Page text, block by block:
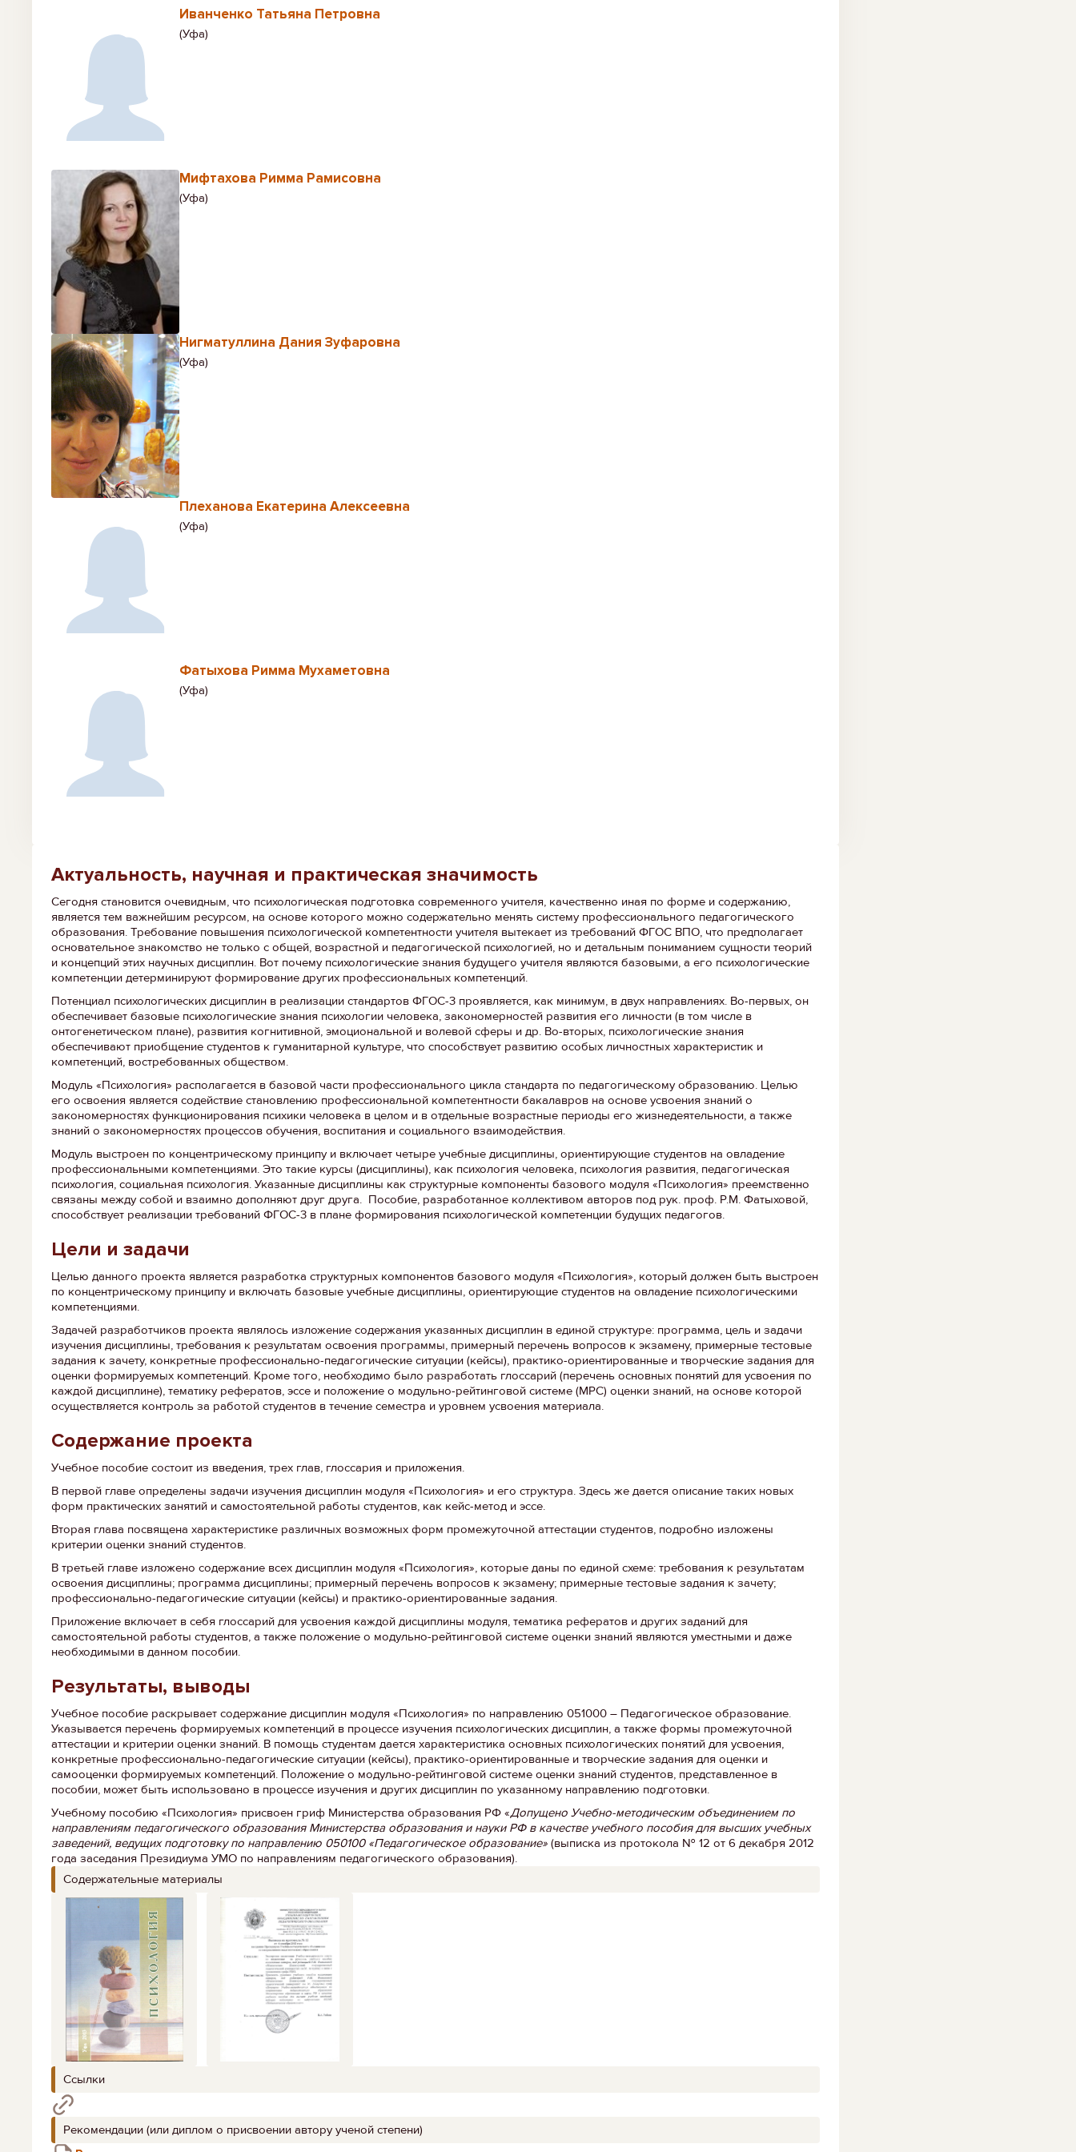
Иванченко Татьяна Петровна
(Уфа)
Мифтахова Римма Рамисовна
(Уфа)
Нигматуллина Дания Зуфаровна
(Уфа)
Плеханова Екатерина Алексеевна
(Уфа)
Фатыхова Римма Мухаметовна
(Уфа)
Актуальность, научная и практическая значимость
Сегодня становится очевидным, что психологическая подготовка современного учителя, качественно иная по форме и содержанию,
является тем важнейшим ресурсом, на основе которого можно содержательно менять систему профессионального педагогического
образования. Требование повышения психологической компетентности учителя вытекает из требований ФГОС ВПО, что предполагает
основательное знакомство не только с общей, возрастной и педагогической психологией, но и детальным пониманием сущности теорий
и концепций этих научных дисциплин. Вот почему психологические знания будущего учителя являются базовыми, а его психологические
компетенции детерминируют формирование других профессиональных компетенций.
Потенциал психологических дисциплин в реализации стандартов ФГОС-3 проявляется, как минимум, в двух направлениях. Во-первых, он
обеспечивает базовые психологические знания психологии человека, закономерностей развития его личности (в том числе в
онтогенетическом плане), развития когнитивной, эмоциональной и волевой сферы и др. Во-вторых, психологические знания
обеспечивают приобщение студентов к гуманитарной культуре, что способствует развитию особых личностных характеристик и
компетенций, востребованных обществом.
Модуль «Психология» располагается в базовой части профессионального цикла стандарта по педагогическому образованию. Целью
его освоения является содействие становлению профессиональной компетентности бакалавров на основе усвоения знаний о
закономерностях функционирования психики человека в целом и в отдельные возрастные периоды его жизнедеятельности, а также
знаний о закономерностях процессов обучения, воспитания и социального взаимодействия.
Модуль выстроен по концентрическому принципу и включает четыре учебные дисциплины, ориентирующие студентов на овладение
профессиональными компетенциями. Это такие курсы (дисциплины), как психология человека, психология развития, педагогическая
психология, социальная психология. Указанные дисциплины как структурные компоненты базового модуля «Психология» преемственно
связаны между собой и взаимно дополняют друг друга. Пособие, разработанное коллективом авторов под рук. проф. Р.М. Фатыховой,
способствует реализации требований ФГОС-3 в плане формирования психологической компетенции будущих педагогов.
Цели и задачи
Целью данного проекта является разработка структурных компонентов базового модуля «Психология», который должен быть выстроен
по концентрическому принципу и включать базовые учебные дисциплины, ориентирующие студентов на овладение психологическими
компетенциями.
Задачей разработчиков проекта являлось изложение содержания указанных дисциплин в единой структуре: программа, цель и задачи
изучения дисциплины, требования к результатам освоения программы, примерный перечень вопросов к экзамену, примерные тестовые
задания к зачету, конкретные профессионально-педагогические ситуации (кейсы), практико-ориентированные и творческие задания для
оценки формируемых компетенций. Кроме того, необходимо было разработать глоссарий (перечень основных понятий для усвоения по
каждой дисциплине), тематику рефератов, эссе и положение о модульно-рейтинговой системе (МРС) оценки знаний, на основе которой
осуществляется контроль за работой студентов в течение семестра и уровнем усвоения материала.
Содержание проекта
Учебное пособие состоит из введения, трех глав, глоссария и приложения.
В первой главе определены задачи изучения дисциплин модуля «Психология» и его структура. Здесь же дается описание таких новых
форм практических занятий и самостоятельной работы студентов, как кейс-метод и эссе.
Вторая глава посвящена характеристике различных возможных форм промежуточной аттестации студентов, подробно изложены
критерии оценки знаний студентов.
В третьей главе изложено содержание всех дисциплин модуля «Психология», которые даны по единой схеме: требования к результатам
освоения дисциплины; программа дисциплины; примерный перечень вопросов к экзамену; примерные тестовые задания к зачету;
профессионально-педагогические ситуации (кейсы) и практико-ориентированные задания.
Приложение включает в себя глоссарий для усвоения каждой дисциплины модуля, тематика рефератов и других заданий для
самостоятельной работы студентов, а также положение о модульно-рейтинговой системе оценки знаний являются уместными и даже
необходимыми в данном пособии.
Результаты, выводы
Учебное пособие раскрывает содержание дисциплин модуля «Психология» по направлению 051000 – Педагогическое образование.
Указывается перечень формируемых компетенций в процессе изучения психологических дисциплин, а также формы промежуточной
аттестации и критерии оценки знаний. В помощь студентам дается характеристика основных психологических понятий для усвоения,
конкретные профессионально-педагогические ситуации (кейсы), практико-ориентированные и творческие задания для оценки и
самооценки формируемых компетенций. Положение о модульно-рейтинговой системе оценки знаний студентов, представленное в
пособии, может быть использовано в процессе изучения и других дисциплин по указанному направлению подготовки.
Учебному пособию «Психология» присвоен гриф Министерства образования РФ «Допущено Учебно-методическим объединением по
направлениям педагогического образования Министерства образования и науки РФ в качестве учебного пособия для высших учебных
заведений, ведущих подготовку по направлению 050100 «Педагогическое образование» (выписка из протокола № 12 от 6 декабря 2012
года заседания Президиума УМО по направлениям педагогического образования).
Содержательные материалы
Ссылки
Рекомендации (или диплом о присвоении автору ученой степени)